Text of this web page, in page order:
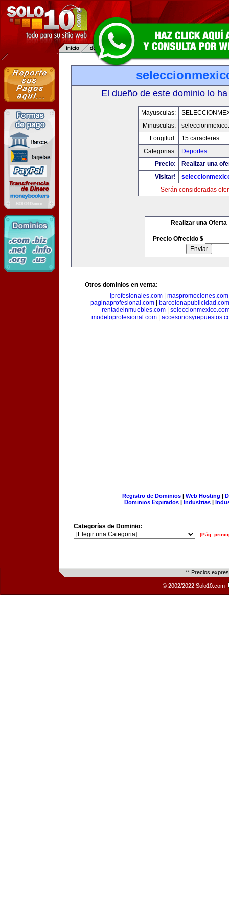
El dueño de este dominio lo
Mayusculas:
Minusculas:
Longitud:
15 caracteres
Categorias:
Deportes
Precio:
Realizar una
Visitar!
Serán consideradas
Realizar una Oferta
Precio Ofrecido $
Otros dominios en venta:
iprofesionales.com
maspromociones.com
paginaprofesional.com|
barcelonapublicidad.com
rentadeinmuebles.com
modeloprofesional.com|
Registro de Dominios| Web Hosting |
Dominios Expirados | Industrias |
Categorías de Dominio:
[Pág.
** Precios
© 2002/2022 Solo10.com